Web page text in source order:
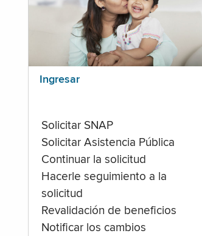
Ingresar
Solicitar SNAP
Solicitar Asistencia Pública
Continuar la solicitud
Hacerle seguimiento a la
solicitud
Revalidación de beneficios
Notificar los cambios